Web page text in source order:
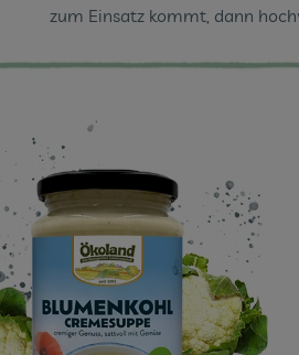
zum Einsatz kommt, dann